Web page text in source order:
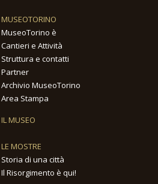
MUSEOTORINO
MuseoTorino è
Cantieri e Attività
Struttura e contatti
Partner
Archivio MuseoTorino
Area Stampa
IL MUSEO
LE MOSTRE
Storia di una città
Il Risorgimento è qui!